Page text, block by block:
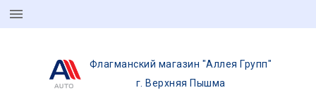
Флагманский магазин "Аллея Групп"
г. Верхняя Пышма